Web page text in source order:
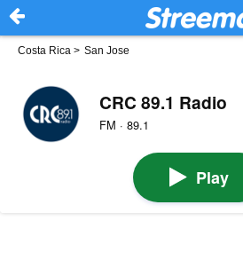
Costa Rica > San Jose
CRC 89.1 Radio
FM · 89.1
Play